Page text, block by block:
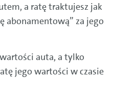
a ratę traktujesz jak
abonamentową” za jego
wartości auta, a tylko
jego wartości w czasie